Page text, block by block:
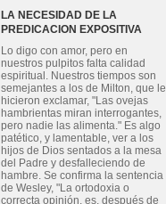
LA NECESIDAD DE LA
PREDICACION EXPOSITIVA
Lo digo con amor, pero en
nuestros pulpitos falta calidad
espiritual. Nuestros tiempos son
semejantes a los de Milton, que le
hicieron exclamar, "Las ovejas
hambrientas miran interrogantes,
pero nadie las alimenta." Es algo
patético, y lamentable, ver a los
hijos de Dios sentados a la mesa
del Padre y desfalleciendo de
hambre. Se confirma la sentencia
de Wesley, "La ortodoxia o
correcta opinión, es, después de